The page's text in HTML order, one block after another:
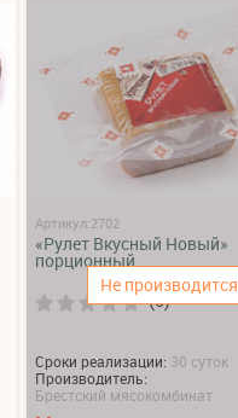
Не производится
Артикул:2702
«Рулет Вкусный Новый»
порционный
(0)
Сроки реализации: 30 суток
Производитель:
Брестский мясокомбинат